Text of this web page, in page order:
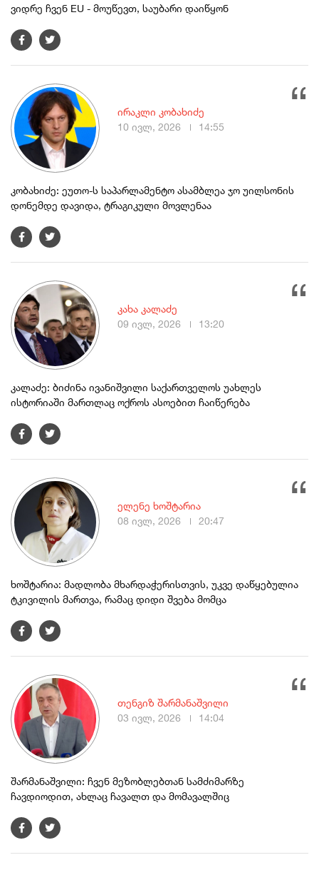
ვიდრე ჩვენ EU - მოუწევთ, საუბარი დაიწყონ
კობახიძე: ეუთო-ს საპარლამენტო ასამბლეა ჯო უილსონის
დონემდე დავიდა, ტრაგიკული მოვლენაა
ირაკლი კობახიძე
10 ივლ, 2026
14:55
კალაძე: ბიძინა ივანიშვილი საქართველოს უახლეს
ისტორიაში მართლაც ოქროს ასოებით ჩაიწერება
კახა კალაძე
09 ივლ, 2026
13:20
ხოშტარია: მადლობა მხარდაჭერისთვის, უკვე დაწყებულია
ტკივილის მართვა, რამაც დიდი შვება მომცა
ელენე ხოშტარია
08 ივლ, 2026
20:47
შარმანაშვილი: ჩვენ მეზობლებთან სამძიმარზე
ჩავდიოდით, ახლაც ჩავალთ და მომავალშიც
თენგიზ შარმანაშვილი
03 ივლ, 2026
14:04